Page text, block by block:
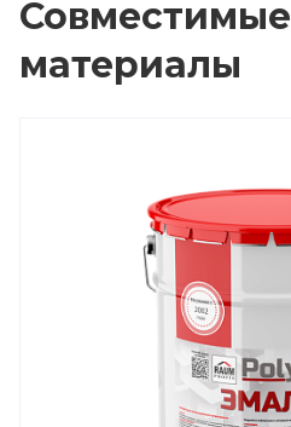
Совместимые
материалы